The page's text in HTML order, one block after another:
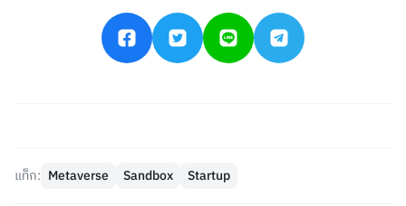
แท็ก: Metaverse Sandbox Startup